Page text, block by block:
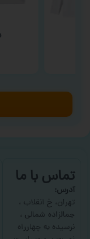
تماس با ما
آدرس:
تهران، خ انقلاب ،
جمالزاده شمالی ،
نرسیده به چهارراه